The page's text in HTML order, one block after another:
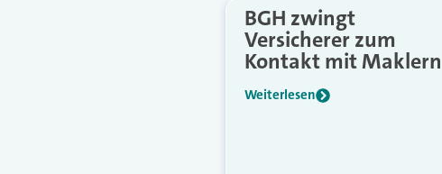
BGH zwingt
Versicherer zum
Kontakt mit Maklern
Weiterlesen